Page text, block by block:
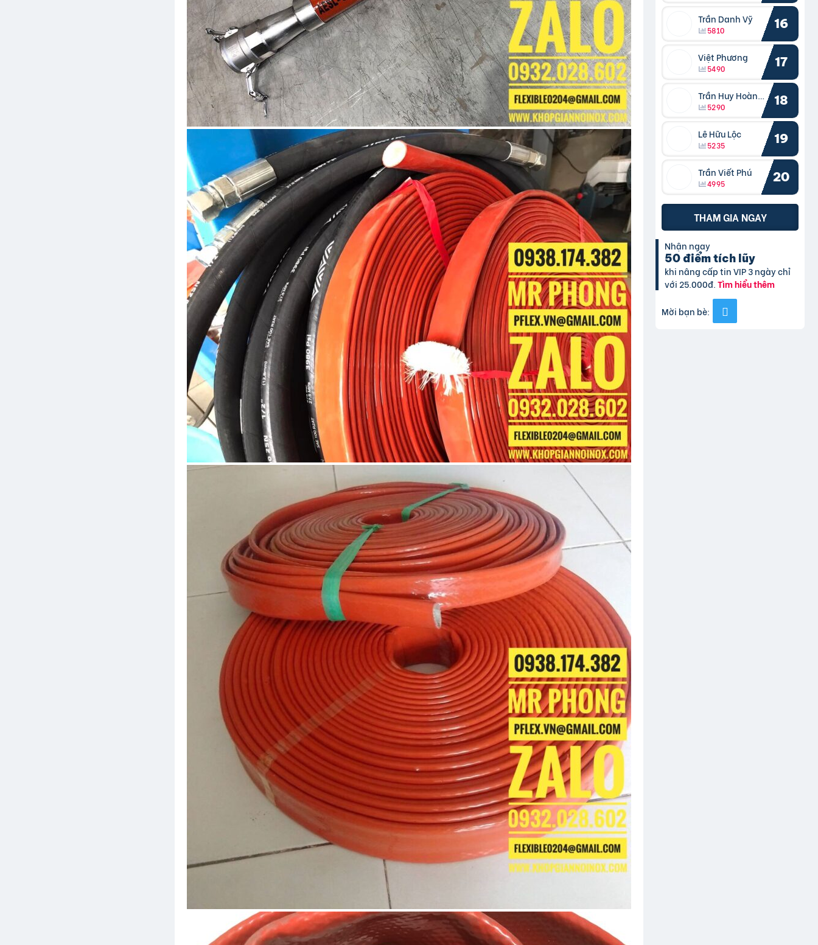
Trần Danh Vỹ
5810 16
Việt Phương
5490 17
Trần Huy Hoàng Bắc
5290 18
Lê Hữu Lộc
5235 19
Trần Viết Phú
4995 20
THAM GIA NGAY
Nhận ngay
50 điểm tích lũy
khi nâng cấp tin VIP 3 ngày chỉ
với 25.000đ.Tìm hiểu thêm
Mời bạn bè: